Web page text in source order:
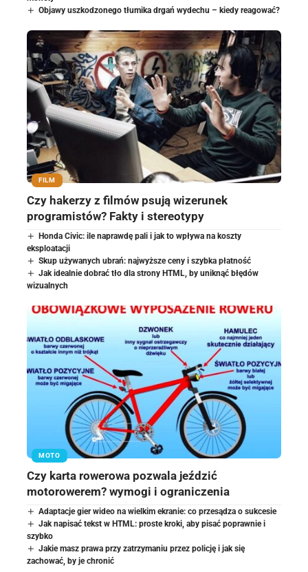
Objawy uszkodzonego tłumika drgań wydechu – kiedy reagować?
FILM
Czy hakerzy z filmów psują wizerunek
programistów? Fakty i stereotypy
Honda Civic: ile naprawdę pali i jak to wpływa na koszty
eksploatacji
Skup używanych ubrań: najwyższe ceny i szybka płatność
Jak idealnie dobrać tło dla strony HTML, by uniknąć błędów
wizualnych
MOTO
Czy karta rowerowa pozwala jeździć
motorowerem? wymogi i ograniczenia
Adaptacje gier wideo na wielkim ekranie: co przesądza o sukcesie
Jak napisać tekst w HTML: proste kroki, aby pisać poprawnie i
szybko
Jakie masz prawa przy zatrzymaniu przez policję i jak się
zachować, by je chronić